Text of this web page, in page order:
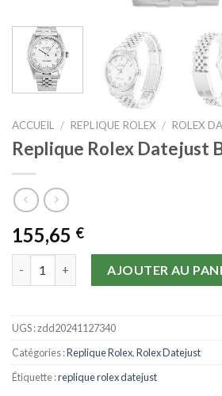
ACCUEIL / REPLIQUE ROLEX / ROLEX
Replique Rolex Datejust
155,65 €
AJOUTER AU
UGS :zdd20241127340
Catégories :Replique Rolex,Rolex Datejust
Étiquette :replique rolex datejust